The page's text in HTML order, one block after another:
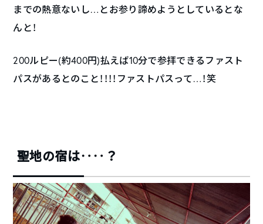
までの熱意ないし…とお参り諦めようとしているとな
んと！
200ルピー(約400円)払えば10分で参拝できるファスト
パスがあるとのこと！！！！ファストパスって…！笑
聖地の宿は‥‥？